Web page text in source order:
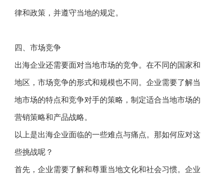
律和政策，并遵守当地的规定。
四、市场竞争
出海企业还需要面对当地市场的竞争。在不同的国家和
地区，市场竞争的形式和规模也不同。企业需要了解当
地市场的特点和竞争对手的策略，制定适合当地市场的
营销策略和产品战略。
以上是出海企业面临的一些难点与痛点。那如何应对这
些挑战呢？
首先，企业需要了解和尊重当地文化和社会习惯。企业